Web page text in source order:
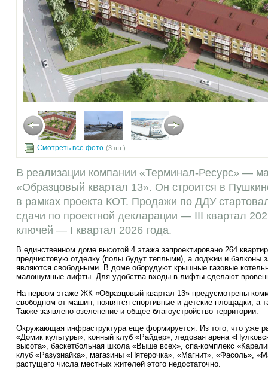
Смотреть все фото (3 шт.)
В реализации компании «Терминал-Ресурс» —
«Образцовый квартал 13». Он строится в
в рамках проекта КОТ. Продажи по ДДУ
сдачи по проектной декларации — III квартал
ключей — I квартал 2026 года.
В единственном доме высотой 4 этажа запроектировано 264
предчистовую отделку (полы будут теплыми), а лоджии и балконы
являются свободными. В доме оборудуют крышные газовые
малошумные лифты. Для удобства входы в лифты сделают
На первом этаже ЖК «Образцовый квартал 13» предусмотрены
свободном от машин, появятся спортивные и детские площадки, а
Также заявлено озеленение и общее благоустройство территории.
Окружающая инфраструктура еще формируется. Из того, что уже
«Домик культуры», конный клуб «Райдер», ледовая арена
высота», баскетбольная школа «Выше всех», спа-комплекс
клуб «Разузнайка», магазины «Пятерочка», «Магнит», «Фасоль»,
растущего числа местных жителей этого недостаточно.